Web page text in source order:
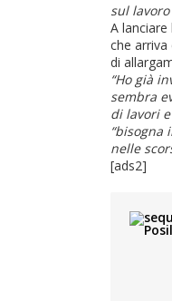
sul
A lanciare
che
di
“Ho già
sembra
di lavori
nelle
[ads2]